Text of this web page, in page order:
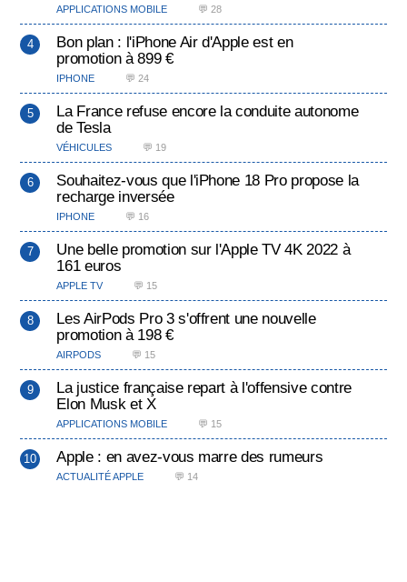
APPLICATIONS MOBILE 💬 28
Bon plan : l'iPhone Air d'Apple est en
promotion à 899 €
IPHONE 💬 24
La France refuse encore la conduite autonome
de Tesla
VÉHICULES 💬 19
Souhaitez-vous que l'iPhone 18 Pro propose la
recharge inversée
IPHONE 💬 16
Une belle promotion sur l'Apple TV 4K 2022 à
161 euros
APPLE TV 💬 15
Les AirPods Pro 3 s'offrent une nouvelle
promotion à 198 €
AIRPODS 💬 15
La justice française repart à l'offensive contre
Elon Musk et X
APPLICATIONS MOBILE 💬 15
Apple : en avez-vous marre des rumeurs
ACTUALITÉ APPLE 💬 14